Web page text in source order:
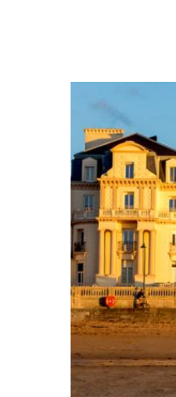
Sussex: